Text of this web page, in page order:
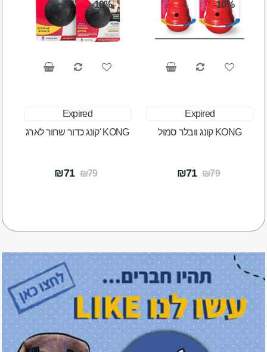
-10%
Expired
קונג וובלר סמול KONG
₪71 ₪79
-10%
Expired
קונג כדור שחור לארג' KONG
₪71 ₪79